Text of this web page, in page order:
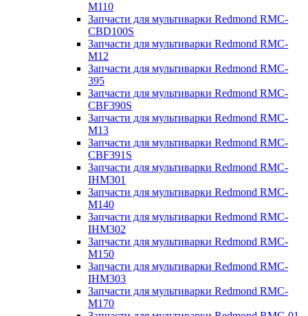
M110
Запчасти для мультиварки Redmond RMC-
CBD100S
Запчасти для мультиварки Redmond RMC-
M12
Запчасти для мультиварки Redmond RMC-
395
Запчасти для мультиварки Redmond RMC-
CBF390S
Запчасти для мультиварки Redmond RMC-
M13
Запчасти для мультиварки Redmond RMC-
CBF391S
Запчасти для мультиварки Redmond RMC-
IHM301
Запчасти для мультиварки Redmond RMC-
M140
Запчасти для мультиварки Redmond RMC-
IHM302
Запчасти для мультиварки Redmond RMC-
M150
Запчасти для мультиварки Redmond RMC-
IHM303
Запчасти для мультиварки Redmond RMC-
M170